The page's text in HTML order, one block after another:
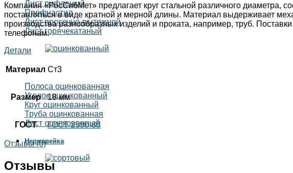
Лист рифленый
Профнастил
Лист просечно-вытяжной
Лист горячекатаный
Полоса оцинкованная
Уголок оцинкованный
Круг оцинкованный
Труба оцинкованная
Лист оцинкованный
Нержавейка
Компания «РосСибМет» предлагает круг стальной различного диаметра,
поставляться в виде кратной и мерной длины. Материал выдерживает
производства разнообразных изделий и проката, например, труб.
телефонам.
Детали
Материал Ст3
Размер 18 мм
ГОСТ ГОСТ 2590-88
Отзывы (0)
Отзывы